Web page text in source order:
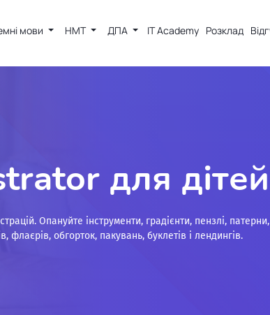
мови НМТ ДПА IT Academy Розклад
для дітей
Опануйте інструменти, градієнти, пензлі,
флаєрів, обгорток, пакувань, буклетів і лендингів.